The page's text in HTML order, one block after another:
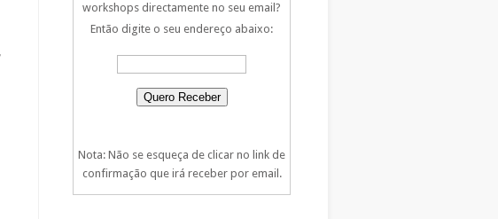
workshops directamente no seu email?
Então digite o seu endereço abaixo:
Nota: Não se esqueça de clicar no link de
confirmação que irá receber por email.